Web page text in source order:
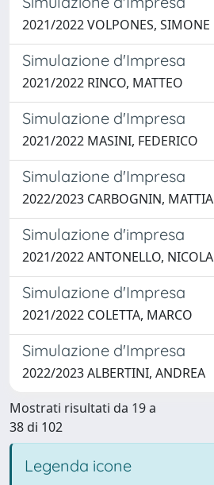
2021/2022 VOLPONES, SIMONE
Simulazione d'Impresa
2021/2022 RINCO, MATTEO
Simulazione d'Impresa
2021/2022 MASINI, FEDERICO
Simulazione d'Impresa
2022/2023 CARBOGNIN, MATTIA
Simulazione d'impresa
2021/2022 ANTONELLO, NICOLA
Simulazione d'Impresa
2021/2022 COLETTA, MARCO
Simulazione d'Impresa
2022/2023 ALBERTINI, ANDREA
Mostrati risultati da 19 a
38 di 102
Legenda icone